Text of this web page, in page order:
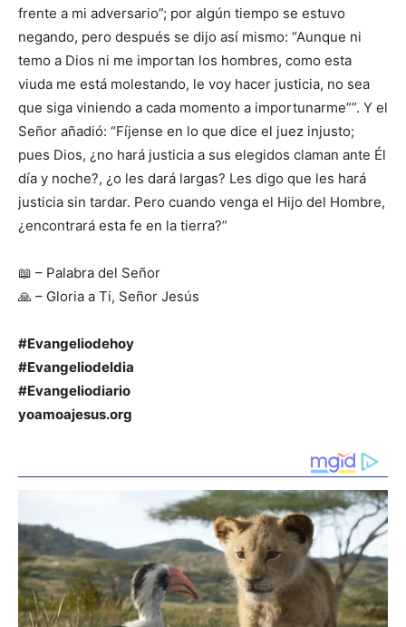
frente a mi adversario”; por algún tiempo se estuvo
negando, pero después se dijo así mismo: “Aunque ni
temo a Dios ni me importan los hombres, como esta
viuda me está molestando, le voy hacer justicia, no sea
que siga viniendo a cada momento a importunarme””. Y el
Señor añadió: “Fíjense en lo que dice el juez injusto;
pues Dios, ¿no hará justicia a sus elegidos claman ante Él
día y noche?, ¿o les dará largas? Les digo que les hará
justicia sin tardar. Pero cuando venga el Hijo del Hombre,
¿encontrará esta fe en la tierra?”
📖 – Palabra del Señor
🙏 – Gloria a Ti, Señor Jesús
#Evangeliodehoy
#Evangeliodeldia
#Evangeliodiario
yoamoajesus.org